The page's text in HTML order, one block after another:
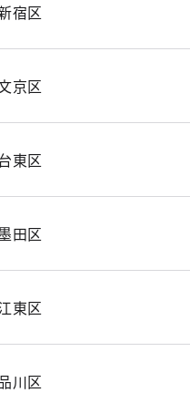
宿区
京区
東区
田区
東区
川区